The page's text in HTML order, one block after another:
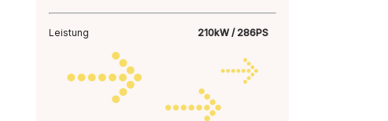
Leistung 210kW / 286PS